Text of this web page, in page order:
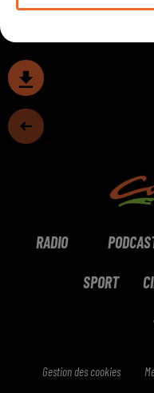
RADIO
SPORT
Gestion des cookies